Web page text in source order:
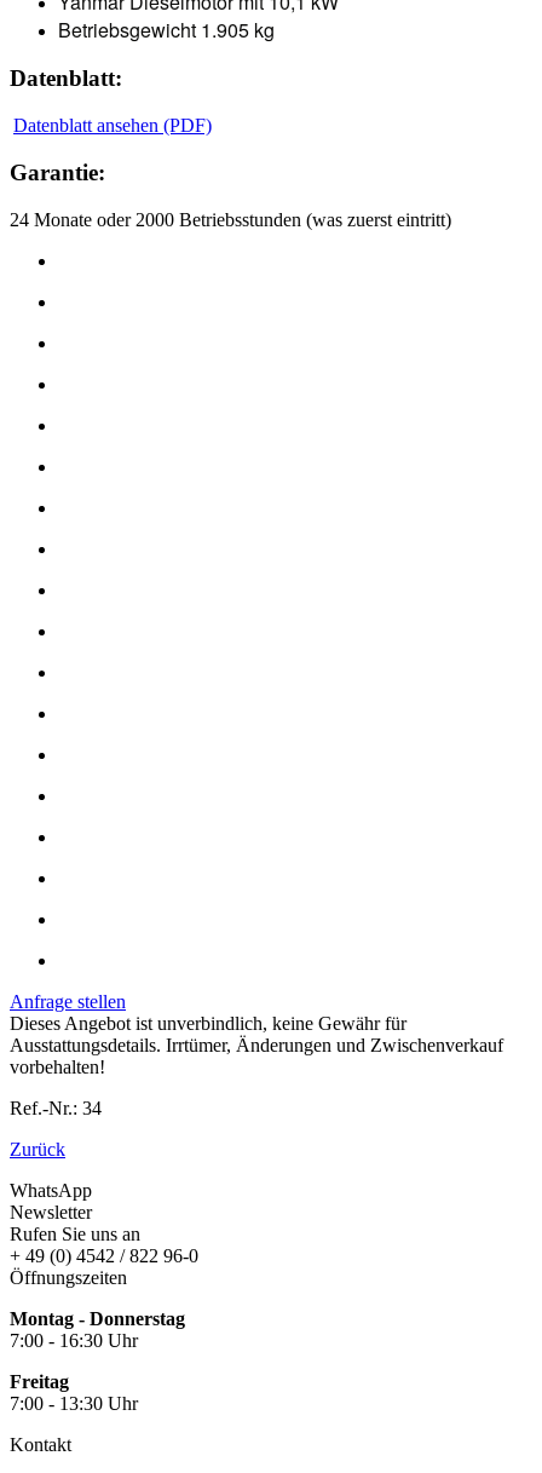
Betriebsgewicht 1.905 kg
Datenblatt:
Datenblatt ansehen (PDF)
Garantie:
24 Monate oder 2000 Betriebsstunden (was zuerst eintritt)
Anfrage stellen
Dieses Angebot ist unverbindlich, keine Gewähr für
Ausstattungsdetails. Irrtümer, Änderungen und Zwischenverkauf
vorbehalten!
Ref.-Nr.: 34
Zurück
WhatsApp
Newsletter
Rufen Sie uns an
+ 49 (0) 4542 / 822 96-0
Öffnungszeiten
Montag - Donnerstag
7:00 - 16:30 Uhr
Freitag
7:00 - 13:30 Uhr
Kontakt